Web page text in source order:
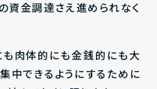
資金調達さえ進められなく
肉体的にも金銭的にも大
中できるようにするために